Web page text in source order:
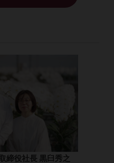
締役社長 黒臼秀之